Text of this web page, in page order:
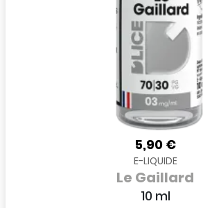
5,90 €
E-LIQUIDE
Le Gaillard
10 ml